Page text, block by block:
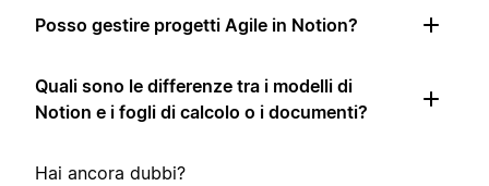
Posso gestire progetti Agile in Notion?
Quali sono le differenze tra i modelli di
Notion e i fogli di calcolo o i documenti?
Hai ancora dubbi?